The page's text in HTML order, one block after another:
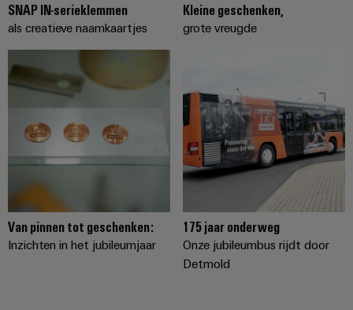
SNAP IN-serieklemmen
als creatieve naamkaartjes
Kleine geschenken,
grote vreugde
Van pinnen tot geschenken:
Inzichten in het jubileumjaar
175 jaar onderweg
Onze jubileumbus rijdt door
Detmold